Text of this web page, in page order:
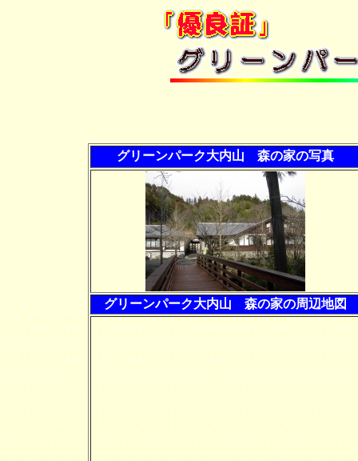
グリーンパーク大内山 森の家の写真
グリーンパーク大内山 森の家の周辺地図